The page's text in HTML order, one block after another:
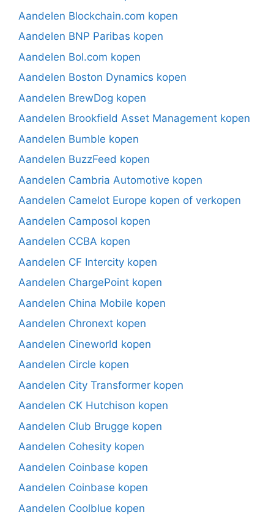
Aandelen Blockchain.com kopen
Aandelen BNP Paribas kopen
Aandelen Bol.com kopen
Aandelen Boston Dynamics kopen
Aandelen BrewDog kopen
Aandelen Brookfield Asset Management kopen
Aandelen Bumble kopen
Aandelen BuzzFeed kopen
Aandelen Cambria Automotive kopen
Aandelen Camelot Europe kopen of verkopen
Aandelen Camposol kopen
Aandelen CCBA kopen
Aandelen CF Intercity kopen
Aandelen ChargePoint kopen
Aandelen China Mobile kopen
Aandelen Chronext kopen
Aandelen Cineworld kopen
Aandelen Circle kopen
Aandelen City Transformer kopen
Aandelen CK Hutchison kopen
Aandelen Club Brugge kopen
Aandelen Cohesity kopen
Aandelen Coinbase kopen
Aandelen Coinbase kopen
Aandelen Coolblue kopen